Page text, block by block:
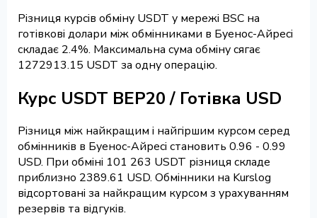
Різниця курсів обміну USDT у мережі BSC на
готівкові долари між обмінниками в Буенос-Айресі
складає 2.4%. Максимальна сума обміну сягає
1272913.15 USDT за одну операцію.
Курс USDT BEP20 / Готівка USD
Різниця між найкращим і найгіршим курсом серед
обмінників в Буенос-Айресі становить 0.96 - 0.99
USD. При обміні 101 263 USDT різниця складе
приблизно 2389.61 USD. Обмінники на Kurslog
відсортовані за найкращим курсом з урахуванням
резервів та відгуків.